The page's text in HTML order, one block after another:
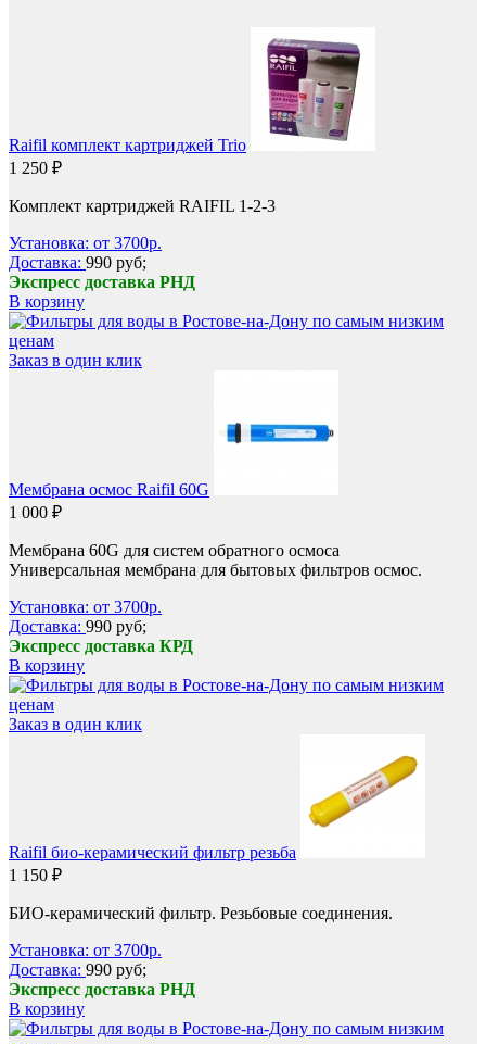
Raifil комплект картриджей Trio
1 250 ₽
Комплект картриджей RAIFIL 1-2-3
Установка: от 3700р.
Доставка: 990 руб;
Экспресс доставка РНД
В корзину
Заказ в один клик
Мембрана осмос Raifil 60G
1 000 ₽
Мембрана 60G для систем обратного осмоса
Универсальная мембрана для бытовых фильтров осмос.
Установка: от 3700р.
Доставка: 990 руб;
Экспресс доставка КРД
В корзину
Заказ в один клик
Raifil био-керамический фильтр резьба
1 150 ₽
БИО-керамический фильтр. Резьбовые соединения.
Установка: от 3700р.
Доставка: 990 руб;
Экспресс доставка РНД
В корзину